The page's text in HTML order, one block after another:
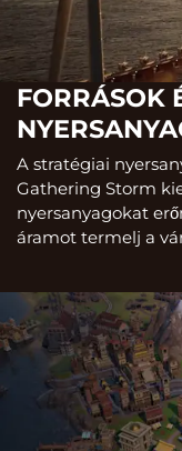
FORRÁSOK
A stratégiai
Gathering Storm
nyersanyagokat
áramot termelj a